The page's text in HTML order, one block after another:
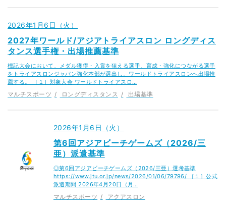
2026年1月6日（火）
2027年ワールド/アジアトライアスロン ロングディス
タンス選手権・出場推薦基準
標記大会において、メダル獲得・入賞を狙える選手、育成・強化につながる選手
をトライアスロンジャパン強化本部が選出し、ワールドトライアスロンへ出場推
薦する。 ［１］対象大会 ワールドトライアスロ…
マルチスポーツ ロングディスタンス 出場基準
2026年1月6日（火）
第6回アジアビーチゲームズ（2026/三
亜）派遣基準
◎第6回アジアビーチゲームズ（2026/三亜）選考基準
https://www.jtu.or.jp/news/2026/01/06/79796/ ［１］公式
派遣期間 2026年4月20日（月…
マルチスポーツ アクアスロン